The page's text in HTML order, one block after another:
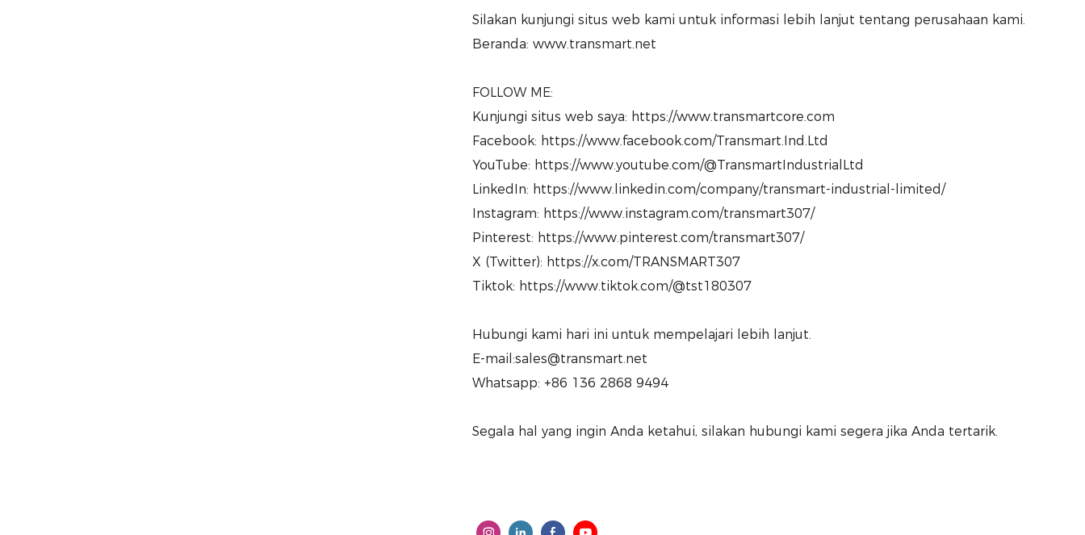
Silakan kunjungi situs web kami untuk informasi lebih lanjut tentang perusahaan kami.
Beranda: www.transmart.net
FOLLOW ME:
Kunjungi situs web saya: https://www.transmartcore.com
Facebook: https://www.facebook.com/Transmart.Ind.Ltd
YouTube: https://www.youtube.com/@TransmartIndustrialLtd
LinkedIn: https://www.linkedin.com/company/transmart-industrial-limited/
Instagram: https://www.instagram.com/transmart307/
Pinterest: https://www.pinterest.com/transmart307/
X (Twitter): https://x.com/TRANSMART307
Tiktok: https://www.tiktok.com/@tst180307
Hubungi kami hari ini untuk mempelajari lebih lanjut.
E-mail:sales@transmart.net
Whatsapp: +86 136 2868 9494
Segala hal yang ingin Anda ketahui, silakan hubungi kami segera jika Anda tertarik.